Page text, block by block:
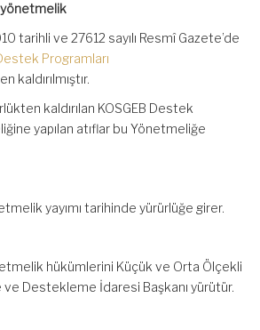
yönetmelik
tarihli ve 27612 sayılı Resmî Gazete’de
Programları
kaldırılmıştır.
kaldırılan KOSGEB Destek
yapılan atıflar bu Yönetmeliğe
yayımı tarihinde yürürlüğe girer.
hükümlerini Küçük ve Orta Ölçekli
Destekleme İdaresi Başkanı yürütür.